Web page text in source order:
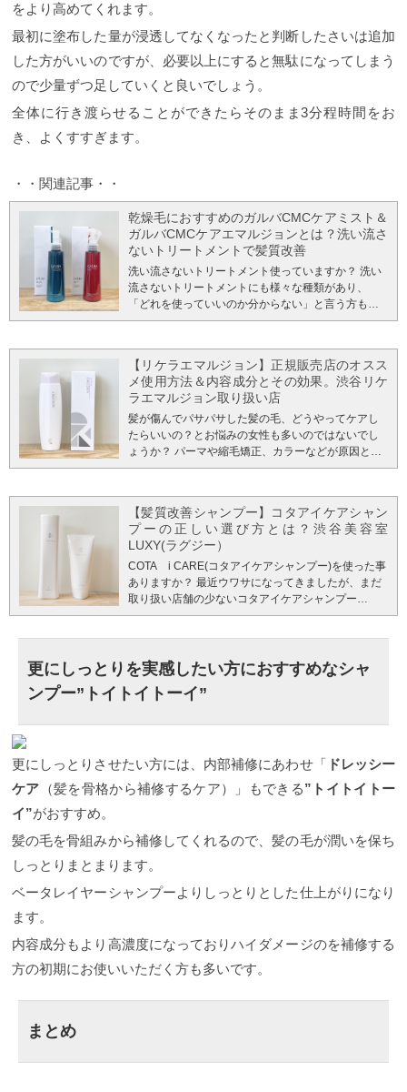
をより高めてくれます。
最初に塗布した量が浸透してなくなったと判断したさいは追加
した方がいいのですが、必要以上にすると無駄になってしまう
ので少量ずつ足していくと良いでしょう。
全体に行き渡らせることができたらそのまま3分程時間をお
き、よくすすぎます。
・・関連記事・・
乾燥毛におすすめのガルバCMCケアミスト＆
ガルバCMCケアエマルジョンとは？洗い流さ
ないトリートメントで髪質改善
洗い流さないトリートメント使っていますか？ 洗い
流さないトリートメントにも様々な種類があり、
「どれを使っていいのか分からない」と言う方も多
いと思います。 そんな方に是非とも使ってほしいお
介していきたいと思います。美容師の間でも話題に
なっている 【ガルバCMCケアミスト】【ガルバ
CMCケアエマルジョン】 というミストタイプとミル
クタイプの洗い流さないトリートメントです。
LUXYでは仕上げにドライヤーで髪を乾かす前にお客
様の髪質を見てどちらかをつけて乾かしています。
使っていただいたお客様からも、 「髪質が変わった
みたいにサラサラになる」 「指通りが違う」 「うね
に使って頂いているお客様の写真です。 効果は個人
差がありますが、ガルバシリーズは使うたび髪が綺
麗になっていきます。 両方とも美容専売品で正規取
り扱い店の美容室でしか扱っておらず、初めて聞い
たと言う方も多いのではないでしょうか。 市販で売
っているものは、外側のコーティングだけのものが
多いのに対して、 このガルバCMCケアミスト、ガル
バCMCケアエマルジョンは髪の毛の内部補修もで
す。 では、このガルバCMCケアミスト、ガルバ
CMCケアエマルジョンどのように髪の毛に良いの
か、また洗い流さないトリートメントの正しい使い
す。 まとまりを出したい時、質感をよくしたりする
ことができる文字通り洗い流さなくて良いトリート
メントです。 市販で売られている洗い流さないトリ
プなど様々な状態のものがあります。 多くの方は内
容成分よりも匂いや容器などを気に入って選んでい
ていただくガルバシリーズは、内容成分と仕上がり
の時短にもなって、質感がグンと上がり大切な髪が
今まで以上にまとまります。
流さないトリートメントでオススメのガルバCMCケ
【リケラエマルジョン】正規販売店のオスス
メ使用方法＆内容成分とその効果。渋谷リケ
ラエマルジョン取り扱い店
髪が傷んでパサパサした髪の毛、どうやってケアし
たらいいの？とお悩みの女性も多いのではないでし
ょうか？ パーマや縮毛矯正、カラーなどが原因とは
分かっていてもやめるわけにもいかないのが現状。
境、年齢も関係してきます。 こんなお悩みをお持ち
のあなたにおすすめしたいのが、【リケラエマルジ
ョン】 このリケラエマルジョンを毎日のヘアケアと
して使うことで髪の毛の質感が日に日に変わってい
きます。 今回は【リケラエマルジョン】が発売いら
い長い間人気があり再購入率８５％以上なのかを髪
のプロが解説していきたいと思います。 ※LUXYは
2026年よりリトルサイエンティストのリトルサロン
リトルサイエンティストという会社からでているト
リートメント商品です。
リトルサイエンティスト
は、毛髪科学を研究しダメージの原因や髪の毛の補
サイエンティストから出ているトリートメントなの
で髪の毛のプロでも納得のいく仕上がりになれるの
でお客様にも自信を持っておすすめさせていただい
ラチン骨格とCMC骨格でできており、リケラエマル
ジョンはそのケラチン骨格とCMC骨格両方に着目し
す。 オンラインで購入 主な髪の毛のダメージ要因 髪
ます。 そんな毎日の生活の中で髪にかかるダメージ
の原因は大きく分けて３つあります。 髪の毛の主な
ダメージ要因 ●ケミカルダメージ ●環境ダメージ ●エ
【髪質改善シャンプー】コタアイケアシャン
プーの正しい選び方とは？渋谷美容室
LUXY(ラグジー）
COTA i CARE(コタアイケアシャンプー)を使った事
ありますか？ 最近ウワサになってきましたが、まだ
取り扱い店舗の少ないコタアイケアシャンプー
(COTA i CARE)。 「このブログで初めて聞いた」
という方も多いのではないでしょうか？美容室でオ
ススメされたという方もいらっしゃると思います
が、このコタアイケアシャンプーは今髪の毛に悩み
コタアイケアシャンプーを使えばそれらの悩みを解
消することができる”髪質改善シャンプー”だからで
す。きちんと髪の悩みにあった選び方をすれば、そ
使えば効果的なのか？また、どれを選べばいいの
か？どの組み合わせがいいのか？
をヘアケアする方法、選び方をしっかりとご説明し
からも好評（実例＆お声） COTA i CARE(コタアイケ
アシャンプー)の五感に響かせるとは？ 【洗う】洗う
だけではない！ 【補う】独自開発された毛髪補修！
更にしっとりを実感したい方におすすめなシャ
ンプー”トイトイトーイ”
更にしっとりさせたい方には、内部補修にあわせ「 ドレッシー
ケア （髪を骨格から補修するケア）」もできる”トイトイトー
イ”がおすすめ。
髪の毛を骨組みから補修してくれるので、髪の毛が潤いを保ち
しっとりまとまります。
ベータレイヤーシャンプーよりしっとりとした仕上がりになり
ます。
内容成分もより高濃度になっておりハイダメージのを補修する
方の初期にお使いいただく方も多いです。
まとめ